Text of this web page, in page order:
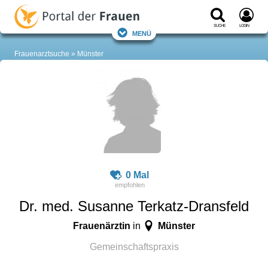
Suche Login
Menü
Frauenarztsuche Münster
0 Mal
Dr. med. Susanne Terkatz-Dransfeld
Frauenärztin in Münster
Gemeinschaftspraxis